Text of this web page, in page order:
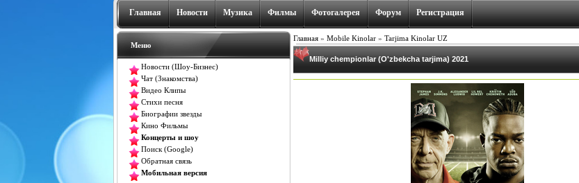
Главная Новости Музика Филмы Фотогалерея Форум Регистрация
Меню
Новости (Шоу-Бизнес)
Чат (Знакомства)
Видео Клипы
Стихи песня
Биографии звезды
Кино Фильмы
Концерты и шоу
Поиск (Google)
Обратная связь
Мобильная версия
Главная» Mobile Kinolar» Tarjima Kinolar UZ
Milliy chempionlar (O'zbekcha tarjima) 2021